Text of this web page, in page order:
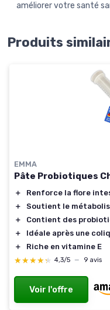
améliorer votre santé
Produits
EMMA
Pâte Probiotiques
＋
Renforce la flore
＋
Soutient le
＋
Contient des
＋
Idéale après une
＋
Riche en vitamine E
★★★★★
★★★★★ 4,3/5 — 9 avis
Voir l'offre